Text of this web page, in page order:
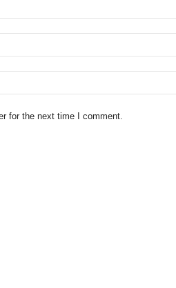
for the next time I comment.